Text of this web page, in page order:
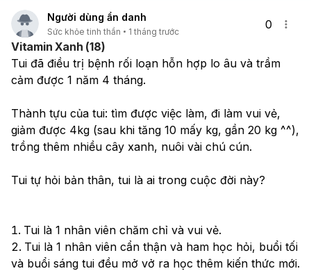
Người dùng ẩn danh
Sức khỏe tinh thần 1 tháng trước
0
Vitamin Xanh (18)
Tui đã điều trị bệnh rối loạn hỗn hợp lo âu và trầm
cảm được 1 năm 4 tháng.
Thành tựu của tui: tìm được việc làm, đi làm vui vẻ,
giảm được 4kg (sau khi tăng 10 mấy kg, gần 20 kg ^^),
trồng thêm nhiều cây xanh, nuôi vài chú cún.
Tui tự hỏi bản thân, tui là ai trong cuộc đời này?
Tui là 1 nhân viên chăm chỉ và vui vẻ.
Tui là 1 nhân viên cẩn thận và ham học hỏi, buổi tối
và buổi sáng tui đều mở vở ra học thêm kiến thức mới.